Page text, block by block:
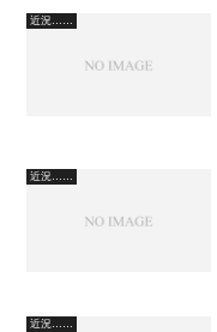
近況……
近況……
近況……